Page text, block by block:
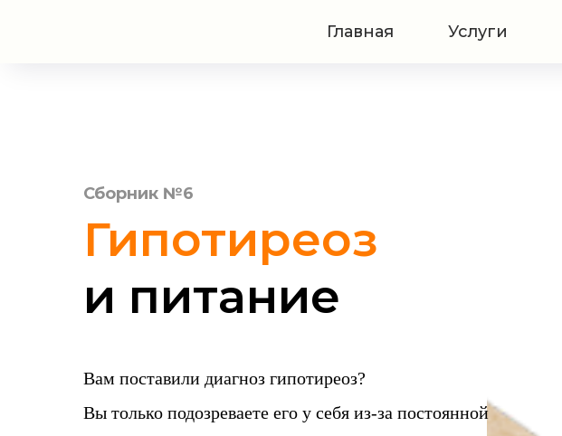
Главная Услуги
Сборник №6
Гипотиреоз
и питание
Вам поставили диагноз гипотиреоз?
Вы только подозреваете его у себя из-за постоянной